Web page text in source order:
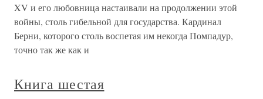
XV и его любовница настаивали на продолжении этой
войны, столь гибельной для государства. Кардинал
Берни, которого столь воспетая им некогда Помпадур,
точно так же как и
Книга шестая